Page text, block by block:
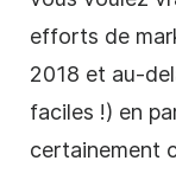
efforts de
2018 et au-
faciles !) en
certainement